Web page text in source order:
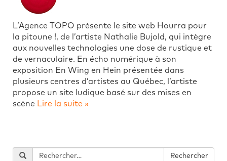
L’Agence TOPO présente le site web Hourra pour
la pitoune !, de l’artiste Nathalie Bujold, qui intègre
aux nouvelles technologies une dose de rustique et
de vernaculaire. En écho numérique à son
exposition En Wing en Hein présentée dans
plusieurs centres d’artistes au Québec, l’artiste
propose un site ludique basé sur des mises en
scène Lire la suite »